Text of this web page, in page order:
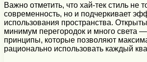
Важно отметить, что хай-тек стиль не
современность, но и подчеркивает
использования пространства.
минимум перегородок и много света
принципы, которые позволяют
рационально использовать каждый